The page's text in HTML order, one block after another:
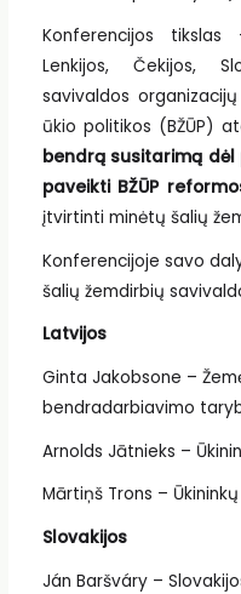
Konferencijos
Lenkijos, Čekijos,
savivaldos
ūkio politikos (BŽŪP)
bendrą susitarimą
paveikti BŽŪP
įtvirtinti minėtų šalių
Konferencijoje savo
šalių žemdirbių
Latvijos
Ginta Jakobsone –
bendradarbiavimo
Arnolds Jātnieks –
Mārtiņš Trons –
Slovakijos
Ján Baršváry –